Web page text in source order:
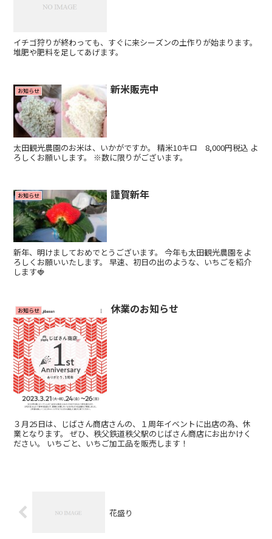
イチゴ狩りが終わっても、すぐに来シーズンの土作りが始まります。
堆肥や肥料を足してあげます。
お知らせ 新米販売中
太田観光農園のお米は、いかがですか。 精米10キロ 8,000円税込 よ
ろしくお願いします。 ※数に限りがございます。
お知らせ 謹賀新年
新年、明けましておめでとうございます。 今年も太田観光農園をよ
ろしくお願いいたします。 早速、初日の出のような、いちごを紹介
します🍓
お知らせ 休業のお知らせ
３月25日は、じばさん商店さんの、１周年イベントに出店の為、休
業となります。 ぜひ、秩父鉄道秩父駅のじばさん商店にお出かけく
ださい。 いちごと、いちご加工品を販売します！
花盛り